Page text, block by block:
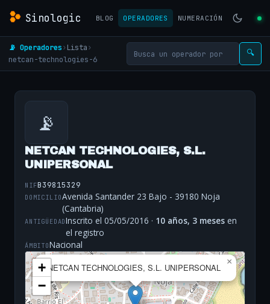
Sinologic BLOG OPERADORES NUMERACIÓN
📡 Operadores› Lista›
netcan-technologies-6
🔍
📡
NETCAN TECHNOLOGIES, S.L.
UNIPERSONAL
NIFB39815329
DOMICILIOAvenida Santander 23 Bajo - 39180 Noja
(Cantabria)
ANTIGÜEDADInscrito el 05/05/2016 · 10 años, 3 meses en
el registro
ÁMBITONacional
NETCAN TECHNOLOGIES, S.L. UNIPERSONAL
×
+
−